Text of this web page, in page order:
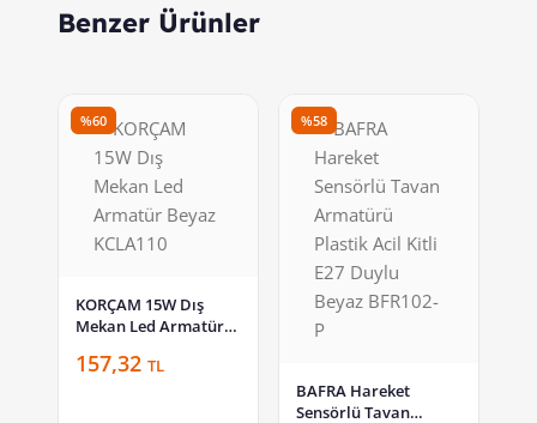
Benzer Ürünler
%60
KORÇAM 15W Dış
Mekan Led Armatür
157,32 TL
%58
BAFRA Hareket
Sensörlü Tavan